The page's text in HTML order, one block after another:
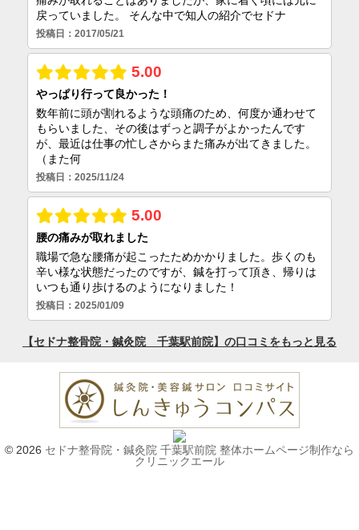
© 2026 セドナ整骨院・鍼灸院 千葉駅前院 整体ホームページ制作なら
クリニックエール